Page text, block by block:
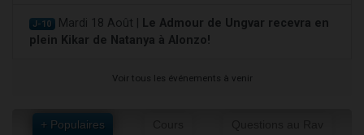
J-10 Mardi 18 Août |
Le Admour de Ungvar recevra en
plein Kikar de Natanya à Alonzo!
Voir tous les événements à venir
+ Populaires